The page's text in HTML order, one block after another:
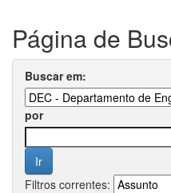
Página de
Buscar em:
por
Filtros correntes: